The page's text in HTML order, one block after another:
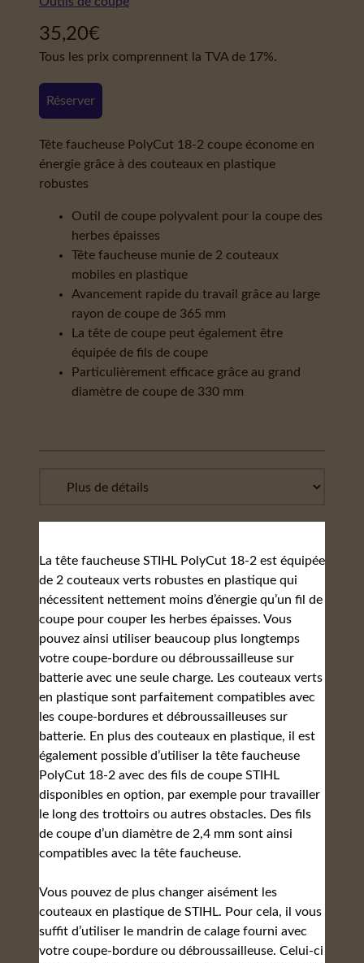
35,20€
Tous les prix comprennent la TVA de 17%.
Réserver
Tête faucheuse PolyCut 18-2 coupe économe en
énergie grâce à des couteaux en plastique
robustes
Outil de coupe polyvalent pour la coupe des
herbes épaisses
Tête faucheuse munie de 2 couteaux
mobiles en plastique
Avancement rapide du travail grâce au large
rayon de coupe de 365 mm
La tête de coupe peut également être
équipée de fils de coupe
Particulièrement efficace grâce au grand
diamètre de coupe de 330 mm
La tête faucheuse STIHL PolyCut 18‑2 est équipée
de 2 couteaux verts robustes en plastique qui
nécessitent nettement moins d’énergie qu’un fil de
coupe pour couper les herbes épaisses. Vous
pouvez ainsi utiliser beaucoup plus longtemps
votre coupe-bordure ou débroussailleuse sur
batterie avec une seule charge. Les couteaux verts
en plastique sont parfaitement compatibles avec
les coupe-bordures et débroussailleuses sur
batterie. En plus des couteaux en plastique, il est
également possible d’utiliser la tête faucheuse
PolyCut 18‑2 avec des fils de coupe STIHL
disponibles en option, par exemple pour travailler
le long des trottoirs ou autres obstacles. Des fils
de coupe d’un diamètre de 2,4 mm sont ainsi
compatibles avec la tête faucheuse.
Vous pouvez de plus changer aisément les
couteaux en plastique de STIHL. Pour cela, il vous
suffit d’utiliser le mandrin de calage fourni avec
votre coupe-bordure ou débroussailleuse. Celui-ci